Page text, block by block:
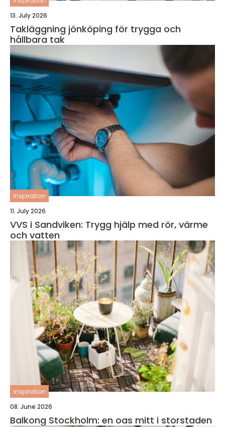
13. July 2026
Takläggning jönköping för trygga och
hållbara tak
inspiration
11. July 2026
VVS i Sandviken: Trygg hjälp med rör, värme
och vatten
inspiration
08. June 2026
Balkong Stockholm: en oas mitt i storstaden